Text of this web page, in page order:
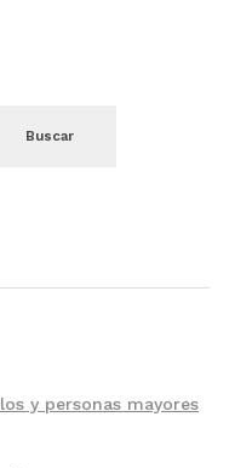
Buscar
y personas mayores